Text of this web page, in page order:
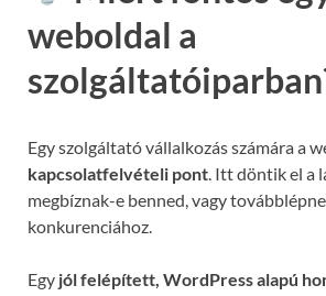
weboldal a
Egy szolgáltató vállalkozás számára a
kapcsolatfelvételi pont. Itt döntik el a
megbíznak-e benned, vagy
konkurenciához.
Egy jól felépített, WordPress alapú